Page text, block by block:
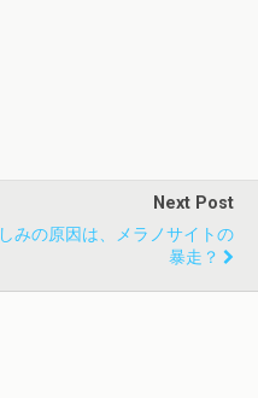
Next Post
しみの原因は、メラノサイトの
暴走？